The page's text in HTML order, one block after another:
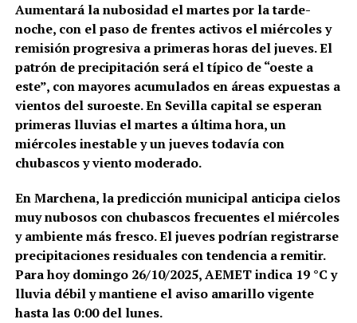
Aumentará la nubosidad el martes por la tarde-
noche, con el paso de frentes activos el miércoles y
remisión progresiva a primeras horas del jueves. El
patrón de precipitación será el típico de “oeste a
este”, con mayores acumulados en áreas expuestas a
vientos del suroeste. En Sevilla capital se esperan
primeras lluvias el martes a última hora, un
miércoles inestable y un jueves todavía con
chubascos y viento moderado.
En Marchena, la predicción municipal anticipa cielos
muy nubosos con chubascos frecuentes el miércoles
y ambiente más fresco. El jueves podrían registrarse
precipitaciones residuales con tendencia a remitir.
Para hoy domingo 26/10/2025, AEMET indica 19 °C y
lluvia débil y mantiene el aviso amarillo vigente
hasta las 0:00 del lunes.